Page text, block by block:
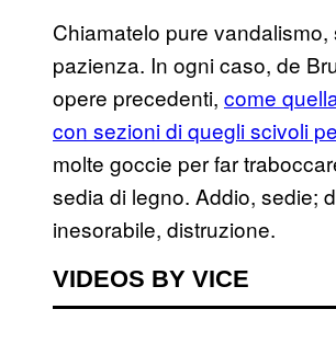
Chiamatelo pure
pazienza. In ogni caso, de
opere precedenti, come
con sezioni di quegli scivoli
molte goccie per far
sedia di legno. Addio, sedie;
inesorabile, distruzione.
VIDEOS BY VICE